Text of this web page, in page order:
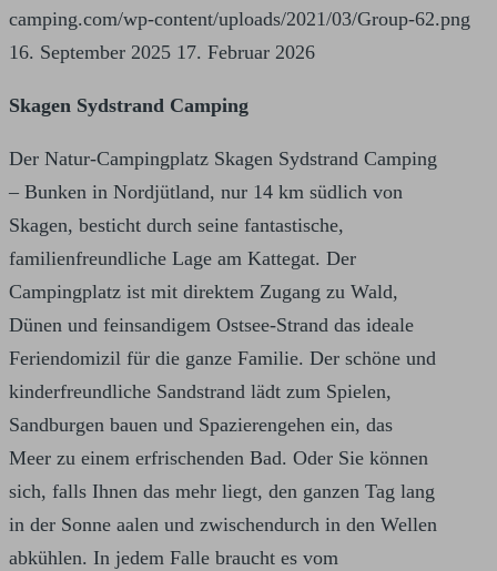
camping.com/wp-content/uploads/2021/03/Group-62.png
16. September 2025 17. Februar 2026
Skagen Sydstrand Camping
Der Natur-Campingplatz Skagen Sydstrand Camping
– Bunken in Nordjütland, nur 14 km südlich von
Skagen, besticht durch seine fantastische,
familienfreundliche Lage am Kattegat. Der
Campingplatz ist mit direktem Zugang zu Wald,
Dünen und feinsandigem Ostsee-Strand das ideale
Feriendomizil für die ganze Familie. Der schöne und
kinderfreundliche Sandstrand lädt zum Spielen,
Sandburgen bauen und Spazierengehen ein, das
Meer zu einem erfrischenden Bad. Oder Sie können
sich, falls Ihnen das mehr liegt, den ganzen Tag lang
in der Sonne aalen und zwischendurch in den Wellen
abkühlen. In jedem Falle braucht es vom